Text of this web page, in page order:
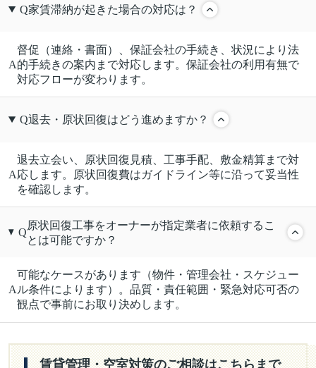
Q家賃滞納が起きた場合の対応は？
A
督促（連絡・書面）、保証会社の手続き、状況により法
的手続きの案内まで対応します。保証会社の利用有無で
対応フローが変わります。
Q退去・原状回復はどう進めますか？
A
退去立会い、原状回復見積、工事手配、敷金精算まで対
応します。原状回復費はガイドライン等に沿って妥当性
を確認します。
Q
原状回復工事をオーナーが指定業者に依頼するこ
とは可能ですか？
A
可能なケースがあります（物件・管理会社・スケジュー
ル条件によります）。品質・責任範囲・緊急対応可否の
観点で事前にお取り決めします。
賃貸管理・空室対策のご相談はこちらまで